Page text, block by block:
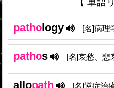
【 単語
pathology [名]病理
pathos [名]哀愁、悲
allopath [名]逆症治